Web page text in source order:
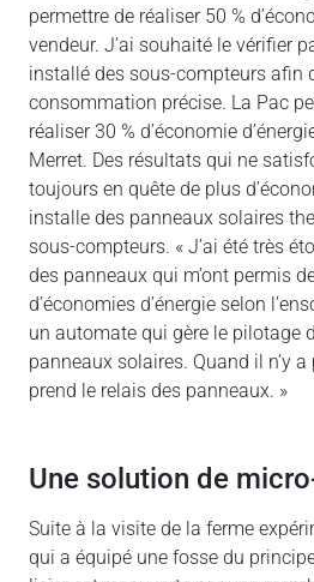
permettre de réaliser 50 %
vendeur. J’ai souhaité le vérifier
installé des sous-compteurs afin
consommation précise. La Pac
réaliser 30 % d’économie
Merret. Des résultats qui ne
toujours en quête de plus
installe des panneaux solaires
sous-compteurs. « J’ai été très
des panneaux qui m’ont permis
d’économies d’énergie selon
un automate qui gère le pilotage
panneaux solaires. Quand il n’y
prend le relais des panneaux. »
Une solution de
Suite à la visite de la ferme
qui a équipé une fosse du